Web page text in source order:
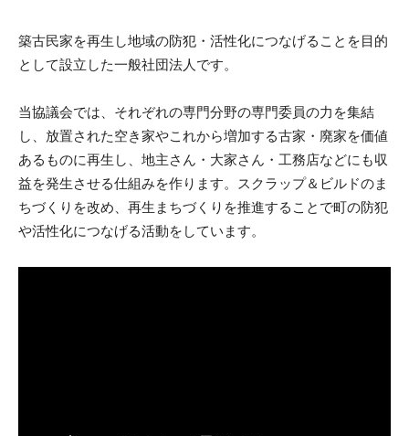
築古民家を再生し地域の防犯・活性化につなげることを目的
として設立した一般社団法人です。
当協議会では、それぞれの専門分野の専門委員の力を集結
し、放置された空き家やこれから増加する古家・廃家を価値
あるものに再生し、地主さん・大家さん・工務店などにも収
益を発生させる仕組みを作ります。スクラップ＆ビルドのま
ちづくりを改め、再生まちづくりを推進することで町の防犯
や活性化につなげる活動をしています。